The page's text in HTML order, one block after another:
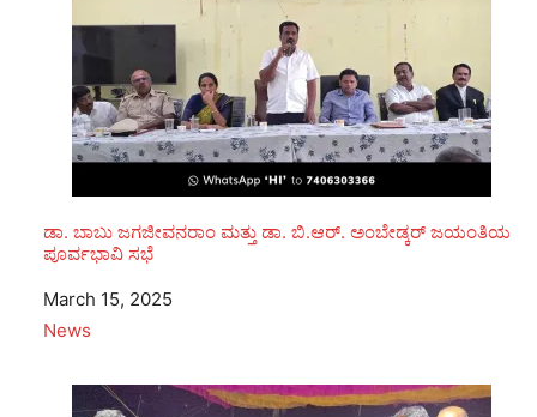
ಡಾ. ಬಾಬು ಜಗಜೀವನರಾಂ ಮತ್ತು ಡಾ. ಬಿ.ಆರ್. ಅಂಬೇಡ್ಕರ್ ಜಯಂತಿಯ
ಪೂರ್ವಭಾವಿ ಸಭೆ
Date
March 15, 2025
In relation to
News